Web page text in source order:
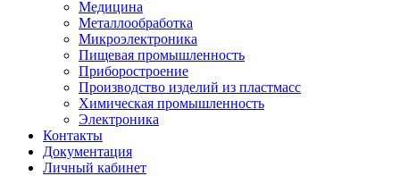
Медицина
Металлообработка
Микроэлектроника
Пищевая промышленность
Приборостроение
Производство изделий из пластмасс
Химическая промышленность
Электроника
Контакты
Документация
Личный кабинет